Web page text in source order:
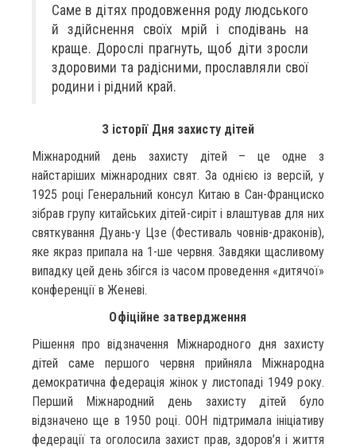
Саме в дітях продовження роду людського
й здійснення своїх мрій і сподівань на
краще. Дорослі прагнуть, щоб діти зросли
здоровими та радісними, прославляли свої
родини і рідний край.
З історії Дня захисту дітей
Міжнародний день захисту дітей – це одне з
найстаріших міжнародних свят. За однією із версій, у
1925 році Генеральний консул Китаю в Сан-Франциско
зібрав групу китайських дітей-сиріт і влаштував для них
святкування Дуань-у Цзе (Фестиваль човнів-драконів),
яке якраз припала на 1-ше червня. Завдяки щасливому
випадку цей день збігся із часом проведення «дитячої»
конференції в Женеві.
Офіційне затвердження
Рішення про відзначення Міжнародного дня захисту
дітей саме першого червня прийняла Міжнародна
демократична федерація жінок у листопаді 1949 року.
Перший Міжнародний день захисту дітей було
відзначено ще в 1950 році. ООН підтримала ініціативу
федерації та оголосила захист прав, здоров’я і життя